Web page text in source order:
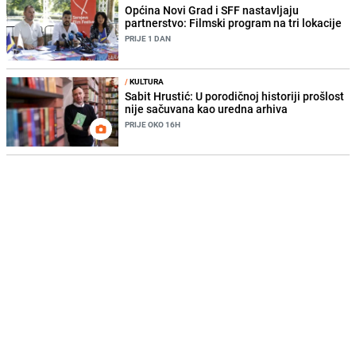
Općina Novi Grad i SFF nastavljaju
partnerstvo: Filmski program na tri lokacije
PRIJE 1 DAN
/KULTURA
Sabit Hrustić: U porodičnoj historiji prošlost
nije sačuvana kao uredna arhiva
PRIJE OKO 16H